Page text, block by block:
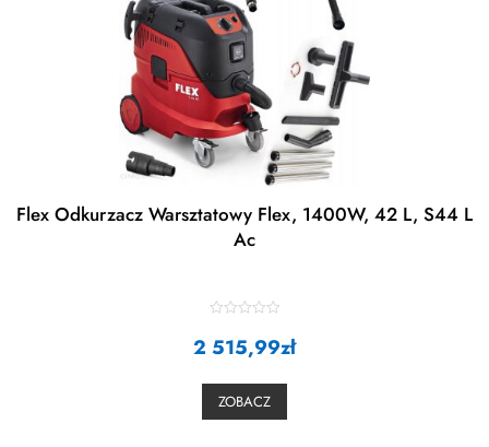
Flex Odkurzacz Warsztatowy Flex, 1400W, 42 L, S44 L
Ac
a
u
2 515,99zł
ZOBACZ